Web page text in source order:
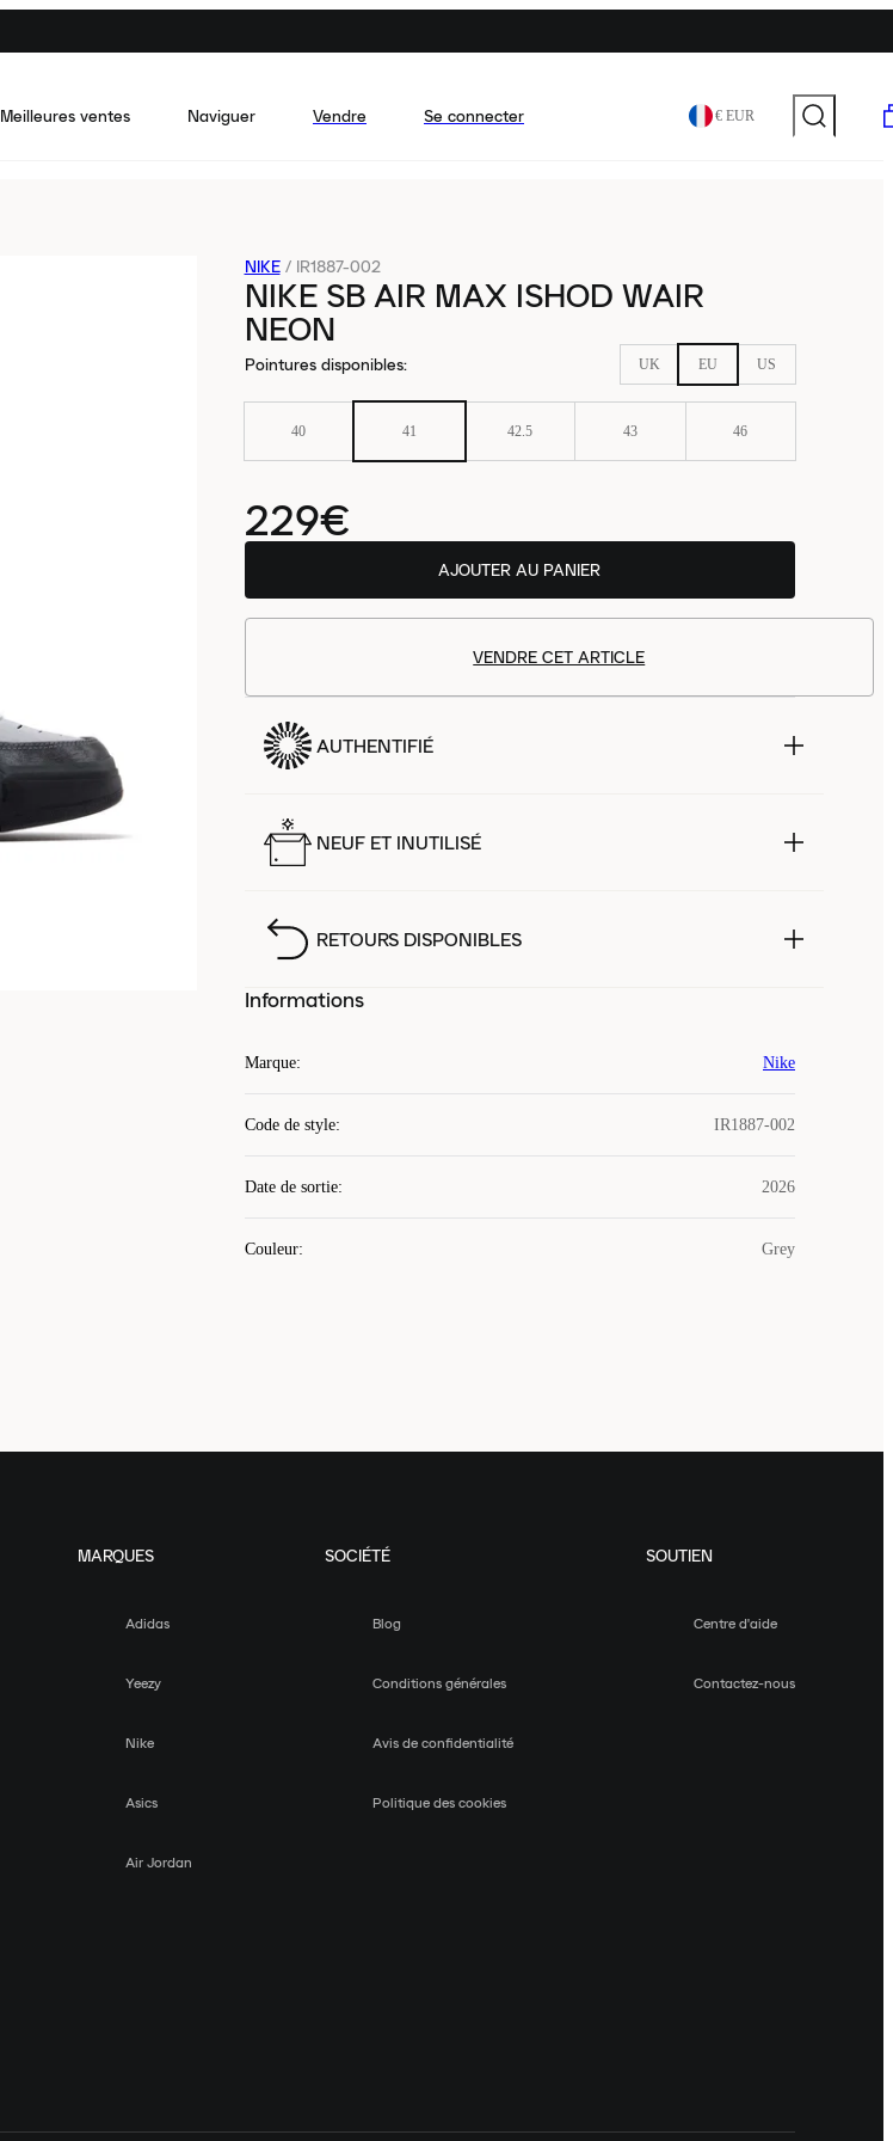
Meilleures ventes Naviguer Vendre Se connecter € EUR
NIKE / IR1887-002
NIKE SB AIR MAX ISHOD WAIR
NEON
Pointures disponibles: UK EU US
40 41 42.5 43 46
229€
AJOUTER AU PANIER
VENDRE CET ARTICLE
AUTHENTIFIÉ
NEUF ET INUTILISÉ
RETOURS DISPONIBLES
Informations
Marque: Nike
Code de style: IR1887-002
Date de sortie: 2026
Couleur: Grey
MARQUES
Adidas
Yeezy
Nike
Asics
Air Jordan
SOCIÉTÉ
Blog
Conditions générales
Avis de confidentialité
Politique des cookies
SOUTIEN
Centre d'aide
Contactez-nous